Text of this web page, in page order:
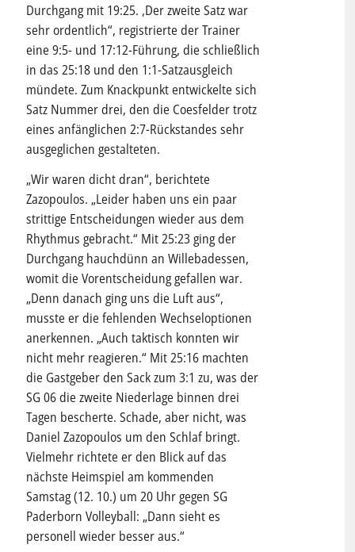
Durchgang mit 19:25. ,Der zweite Satz war
sehr ordentlich“, registrierte der Trainer
eine 9:5- und 17:12-Führung, die schließlich
in das 25:18 und den 1:1-Satzausgleich
mündete. Zum Knackpunkt entwickelte sich
Satz Nummer drei, den die Coesfelder trotz
eines anfänglichen 2:7-Rückstandes sehr
ausgeglichen gestalteten.
„Wir waren dicht dran“, berichtete
Zazopoulos. „Leider haben uns ein paar
strittige Entscheidungen wieder aus dem
Rhythmus gebracht.“ Mit 25:23 ging der
Durchgang hauchdünn an Willebadessen,
womit die Vorentscheidung gefallen war.
„Denn danach ging uns die Luft aus“,
musste er die fehlenden Wechseloptionen
anerkennen. „Auch taktisch konnten wir
nicht mehr reagieren.“ Mit 25:16 machten
die Gastgeber den Sack zum 3:1 zu, was der
SG 06 die zweite Niederlage binnen drei
Tagen bescherte. Schade, aber nicht, was
Daniel Zazopoulos um den Schlaf bringt.
Vielmehr richtete er den Blick auf das
nächste Heimspiel am kommenden
Samstag (12. 10.) um 20 Uhr gegen SG
Paderborn Volleyball: „Dann sieht es
personell wieder besser aus.“